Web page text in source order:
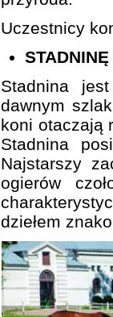
Uczestnicy
Stadnina
dawnym
koni otaczają
Stadnina
Najstarszy
ogierów
dziełem